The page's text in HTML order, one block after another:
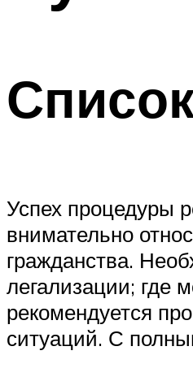
Успех процедуры
внимательно
гражданства.
легализации; где
рекомендуется
ситуаций. С